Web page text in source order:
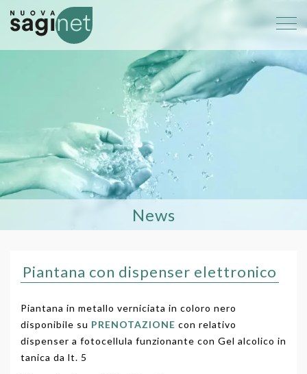
News
Piantana con dispenser elettronico
Piantana in metallo verniciata in coloro nero
disponibile su PRENOTAZIONE con relativo
dispenser a fotocellula funzionante con Gel alcolico in
tanica da lt. 5